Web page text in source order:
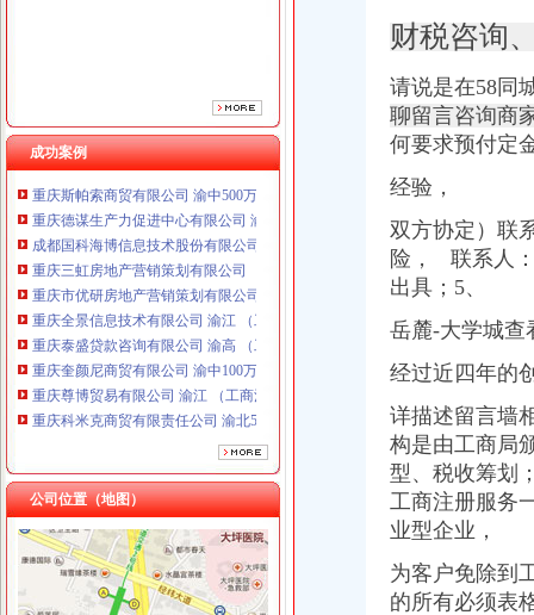
成功案例
重庆尊博贸易有限公司 渝江 （工商注册）
重庆科米克商贸有限责任公司 渝北50万 （工商注册）
重庆瑾崇进出口贸易有限公司 渝中100万 （进出口权）
重庆斯帕索商贸有限公司 渝中500万 （进出口权）
重庆德谋生产力促进中心有限公司 渝大10万 （工商注册）
成都国科海博信息技术股份有限公司重庆分公司 渝江 （工商注册）
重庆三虹房地产营销策划有限公司
重庆市优研房地产营销策划有限公司
重庆全景信息技术有限公司 渝江 （工商注册）
重庆泰盛贷款咨询有限公司 渝高 （工商注册）
重庆奎颜尼商贸有限公司 渝中100万 （工商注册）
重庆尊博贸易有限公司 渝江 （工商注册）
重庆科米克商贸有限责任公司 渝北50万 （工商注册）
重庆瑾崇进出口贸易有限公司 渝中100万 （进出口权）
重庆斯帕索商贸有限公司 渝中500万 （进出口权）
重庆德谋生产力促进中心有限公司 渝大10万 （工商注册）
成都国科海博信息技术股份有限公司重庆分公司 渝江 （工商注册）
公司位置（地图）
财税咨询
请说是在58同
聊留言咨询商
何要求预付定
经验，
双方协定）联
险， 联系人
出具；5、
岳麓-大学城查
经过近四年的
详描述留言墙
构是由工商局
型、税收筹划
工商注册服务
业型企业，
为客户免除到
的所有必须表